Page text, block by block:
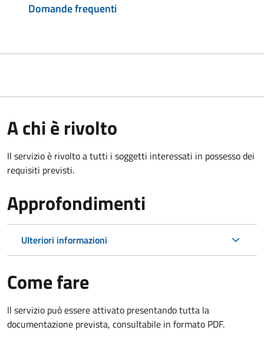
Domande frequenti
A chi è rivolto
Il servizio è rivolto a tutti i soggetti interessati in possesso dei
requisiti previsti.
Approfondimenti
Ulteriori informazioni
Come fare
Il servizio può essere attivato presentando tutta la
documentazione prevista, consultabile in formato PDF.